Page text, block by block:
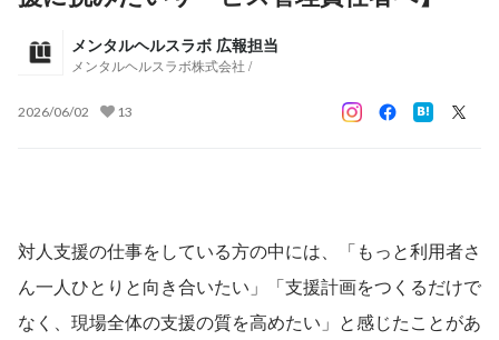
メンタルヘルスラボ 広報担当
メンタルヘルスラボ株式会社 /
2026/06/02 13
対人支援の仕事をしている方の中には、「もっと利用者さ
ん一人ひとりと向き合いたい」「支援計画をつくるだけで
なく、現場全体の支援の質を高めたい」と感じたことがあ